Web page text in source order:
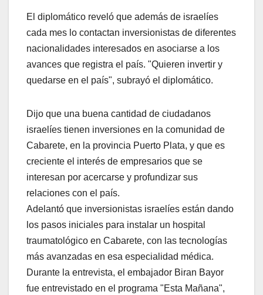
El diplomático reveló que además de israelíes
cada mes lo contactan inversionistas de diferentes
nacionalidades interesados en asociarse a los
avances que registra el país. "Quieren invertir y
quedarse en el país", subrayó el diplomático.
Dijo que una buena cantidad de ciudadanos
israelíes tienen inversiones en la comunidad de
Cabarete, en la provincia Puerto Plata, y que es
creciente el interés de empresarios que se
interesan por acercarse y profundizar sus
relaciones con el país.
Adelantó que inversionistas israelíes están dando
los pasos iniciales para instalar un hospital
traumatológico en Cabarete, con las tecnologías
más avanzadas en esa especialidad médica.
Durante la entrevista, el embajador Biran Bayor
fue entrevistado en el programa "Esta Mañana",